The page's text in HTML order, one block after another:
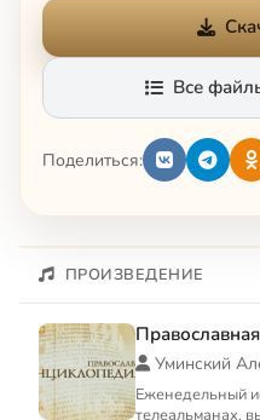
Все
Поделиться:
ПРОИЗВЕДЕНИЕ
Уминский
Еженедельный
телеальманах,